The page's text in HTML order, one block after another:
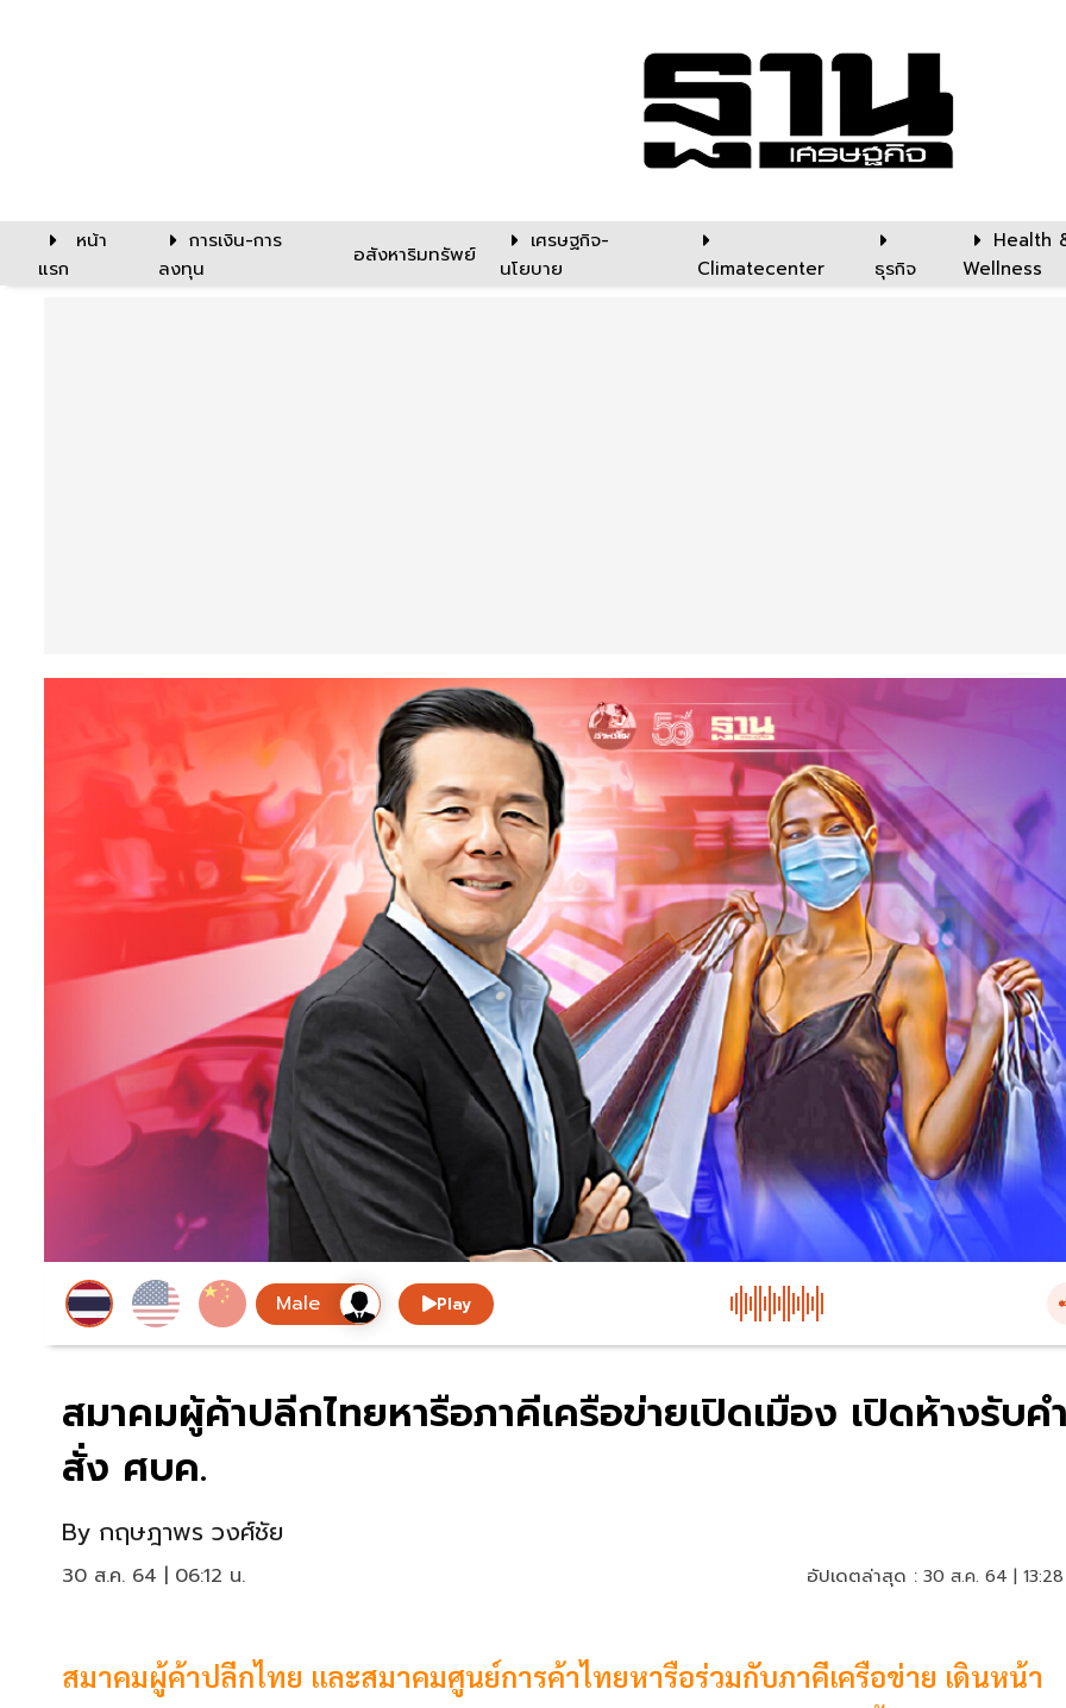
หน้า
แรก
การเงิน-การ
ลงทุน
อสังหาริมทรัพย์
เศรษฐกิจ-
นโยบาย
Climatecenter ธุรกิจ
Health
Wellness
Play
สมาคมผู้ค้าปลีกไทยหารือภาคีเครือข่ายเปิดเมือง เปิดห้างรับค
สั่ง ศบค.
By กฤษฎาพร วงศ์ชัย
30 ส.ค. 64 | 06:12 น. อัปเดตล่าสุด : 30 ส.ค. 64 |
สมาคมผู้ค้าปลีกไทย และสมาคมศูนย์การค้าไทยหารือร่วมกับภาคีเครือข่าย เดินหน้า